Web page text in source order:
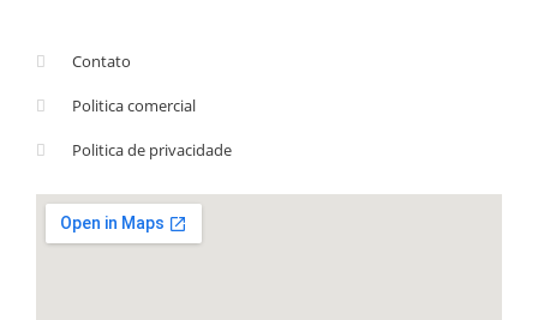
Contato
Politica comercial
Politica de privacidade